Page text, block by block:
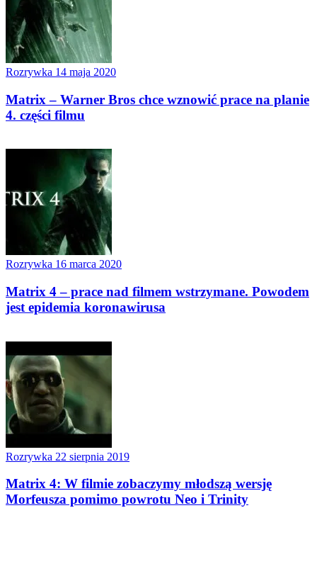
Rozrywka 14 maja 2020
Matrix – Warner Bros chce wznowić prace na planie
4. części filmu
Rozrywka 16 marca 2020
Matrix 4 – prace nad filmem wstrzymane. Powodem
jest epidemia koronawirusa
Rozrywka 22 sierpnia 2019
Matrix 4: W filmie zobaczymy młodszą wersję
Morfeusza pomimo powrotu Neo i Trinity